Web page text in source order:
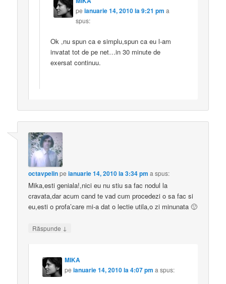
peianuarie 14, 2010 la 9:21 pm a
spus:
Ok ,nu spun ca e simplu,spun ca eu l-am
invatat tot de pe net…in 30 minute de
exersat continuu.
octavpelinpeianuarie 14, 2010 la 3:34 pm a spus:
Mika,esti geniala!,nici eu nu stiu sa fac nodul la
cravata,dar acum cand te vad cum procedezi o sa fac si
eu,esti o profa’care mi-a dat o lectie utila,o zi minunata 🙂
Răspunde ↓
MIKA
peianuarie 14, 2010 la 4:07 pm a spus: